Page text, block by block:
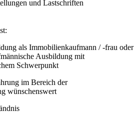
und Lastschriften
als Immobilienkaufmann / -frau oder
Ausbildung mit
Schwerpunkt
im Bereich der
wünschenswert